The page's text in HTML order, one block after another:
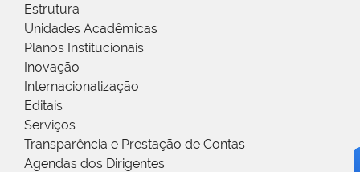
Estrutura
Unidades Acadêmicas
Planos Institucionais
Inovação
Internacionalização
Editais
Serviços
Transparência e Prestação de Contas
Agendas dos Dirigentes